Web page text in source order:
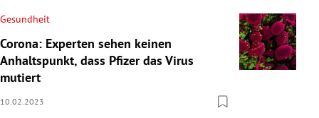
Gesundheit
Corona: Experten sehen keinen
Anhaltspunkt, dass Pfizer das Virus
mutiert
10.02.2023